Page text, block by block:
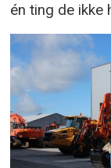
én ting de ikke